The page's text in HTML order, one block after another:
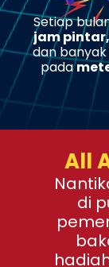
jam
dan
pada
All
di